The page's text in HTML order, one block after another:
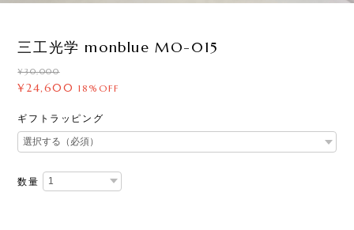
三工光学 monblue MO-015
¥30,000
¥24,600 18%OFF
ギフトラッピング
数量